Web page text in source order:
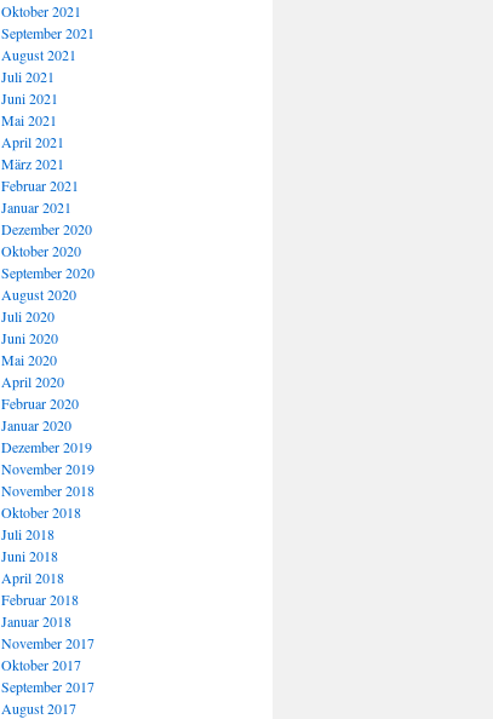
Oktober 2021
September 2021
August 2021
Juli 2021
Juni 2021
Mai 2021
April 2021
März 2021
Februar 2021
Januar 2021
Dezember 2020
Oktober 2020
September 2020
August 2020
Juli 2020
Juni 2020
Mai 2020
April 2020
Februar 2020
Januar 2020
Dezember 2019
November 2019
November 2018
Oktober 2018
Juli 2018
Juni 2018
April 2018
Februar 2018
Januar 2018
November 2017
Oktober 2017
September 2017
August 2017